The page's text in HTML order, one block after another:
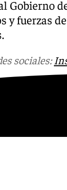
Gobierno
y fuerzas
sociales: